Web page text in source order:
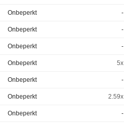
Onbeperkt -
Onbeperkt -
Onbeperkt -
Onbeperkt 5x
Onbeperkt -
Onbeperkt 2.59x
Onbeperkt -